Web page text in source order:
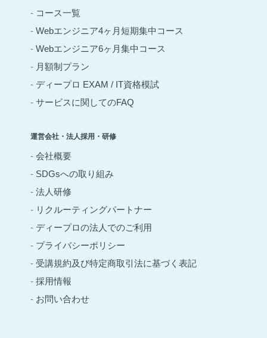
- コース一覧
- Webエンジニア4ヶ月短期集中コース
- Webエンジニア6ヶ月集中コース
- 月額制プラン
- ディープロ EXAM / IT資格模試
- サービスに関してのFAQ
運営会社・法人採用・研修
- 会社概要
- SDGsへの取り組み
- 法人研修
- リクルーティングパートナー
- ディープロの法人でのご利用
- プライバシーポリシー
- 受講規約及び特定商取引法に基づく表記
- 採用情報
- お問い合わせ